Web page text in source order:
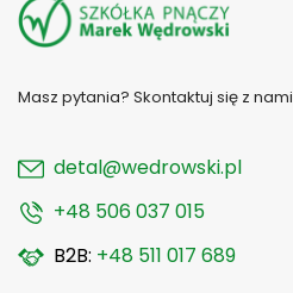
Masz pytania? Skontaktuj się z nami
detal@wedrowski.pl
+48 506 037 015
B2B: +48 511 017 689